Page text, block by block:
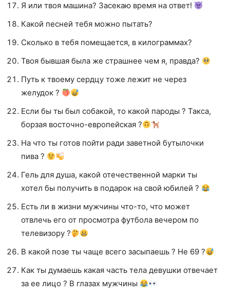
Я или твоя машина? Засекаю время на ответ!
Какой песней тебя можно пытать?
Сколько в тебя помещается, в килограммах?
Твоя бывшая была же страшнее чем я, правда?
Путь к твоему сердцу тоже лежит не через
желудок ?
Если бы ты был собакой, то какой пароды ? Такса,
борзая восточно-европейская ?
На что ты готов пойти ради заветной бутылочки
пива ?
Гель для душа, какой отечественной марки ты
хотел бы получить в подарок на свой юбилей ?
Есть ли в жизни мужчины что-то, что может
отвлечь его от просмотра футбола вечером по
телевизору ?
В какой позе ты чаще всего засыпаешь ? Не 69 ?
Как ты думаешь какая часть тела девушки отвечает
за ее лицо ? В глазах мужчины